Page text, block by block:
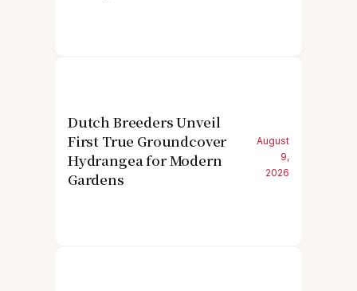
Dutch Breeders Unveil
First True Groundcover
Hydrangea for Modern
Gardens
August
9,
2026